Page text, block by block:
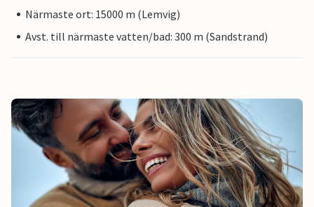
Närmaste ort: 15000 m (Lemvig)
Avst. till närmaste vatten/bad: 300 m (Sandstrand)